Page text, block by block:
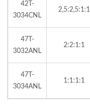
42T-
3034CNL
2,5:2,5:1:1
47T-
3032ANL
2:2:1:1
47T-
3034ANL
1:1:1:1